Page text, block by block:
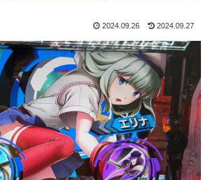
2024.09.26 2024.09.27